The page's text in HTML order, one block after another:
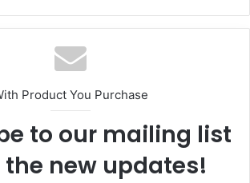
Product You Purchase
to our mailing list
new updates!